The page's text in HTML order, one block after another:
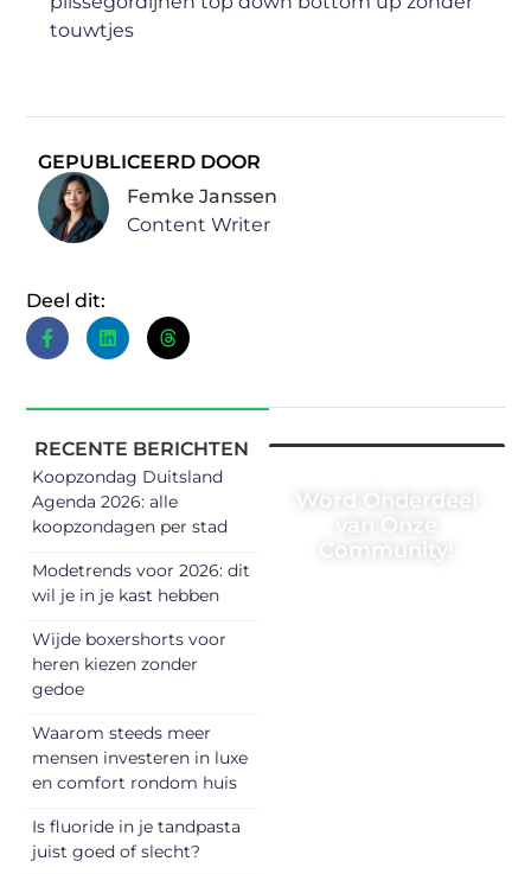
touwtjes
GEPUBLICEERD DOOR
Femke Janssen
Content Writer
Deel dit:
RECENTE BERICHTEN
Koopzondag Duitsland
Agenda 2026: alle
koopzondagen per stad
Modetrends voor 2026: dit
wil je in je kast hebben
Wijde boxershorts voor
heren kiezen zonder
gedoe
Waarom steeds meer
mensen investeren in luxe
en comfort rondom huis
Is fluoride in je tandpasta
juist goed of slecht?
Word Onderdeel
van Onze
Community!